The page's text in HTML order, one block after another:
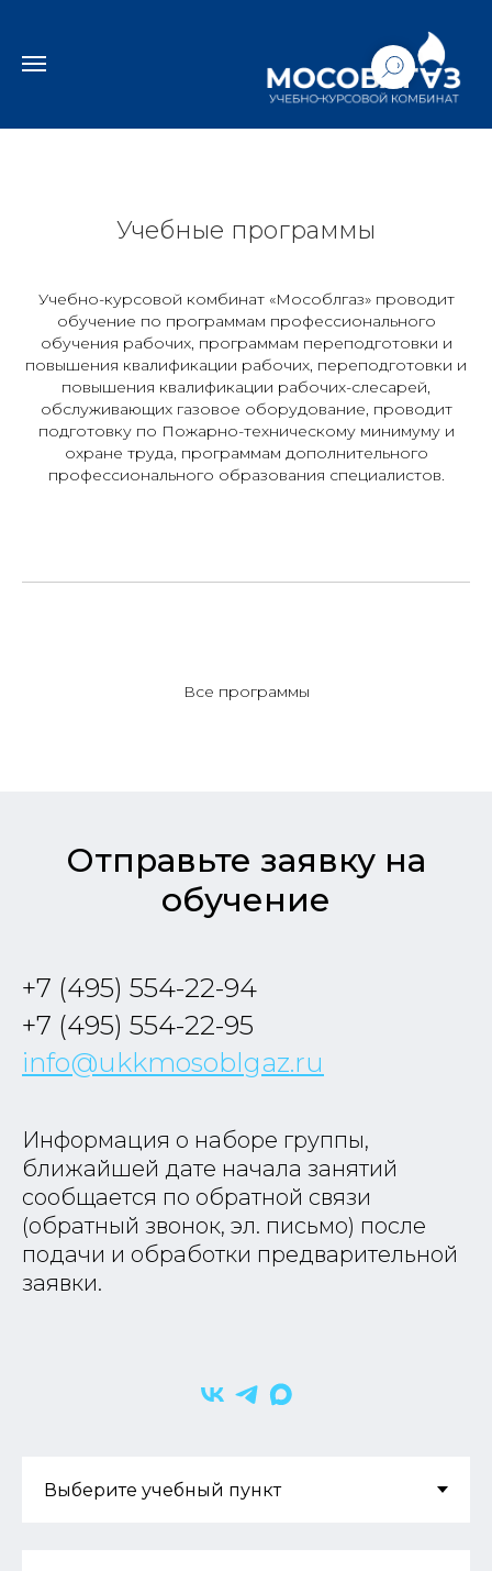
Учебные программы
Учебно-курсовой комбинат «Мособлгаз» проводит
обучение по программам профессионального
обучения рабочих, программам переподготовки и
повышения квалификации рабочих, переподготовки и
повышения квалификации рабочих-слесарей,
обслуживающих газовое оборудование, проводит
подготовку по Пожарно-техническому минимуму и
охране труда, программам дополнительного
профессионального образования специалистов.
Все программы
Отправьте заявку на
обучение
+7 (495) 554-22-94
+7 (495) 554-22-95
info@ukkmosoblgaz.ru
Информация о наборе группы,
ближайшей дате начала занятий
сообщается по обратной связи
(обратный звонок, эл. письмо) после
подачи и обработки предварительной
заявки.